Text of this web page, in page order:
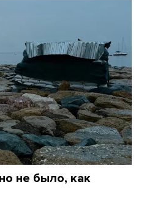
не было, как